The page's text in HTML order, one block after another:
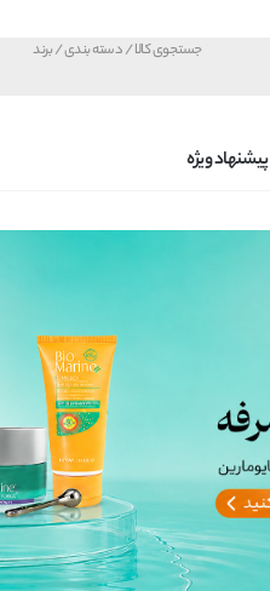
پیشنهاد ویژه